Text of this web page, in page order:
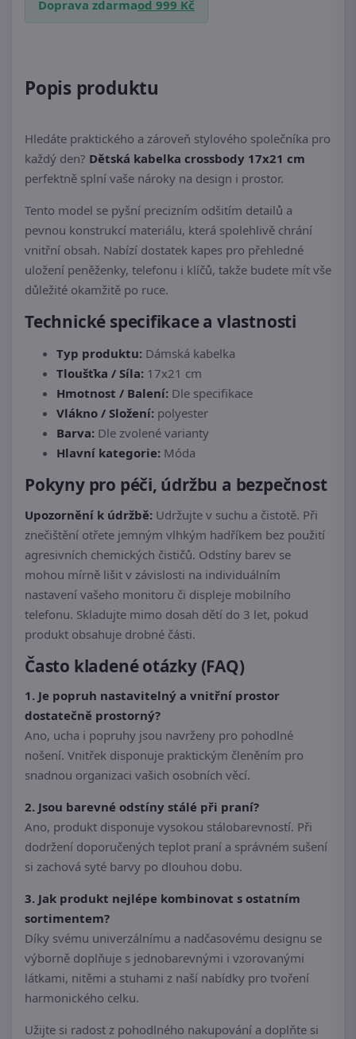
Doprava zdarmaod 999 Kč
Popis produktu
Hledáte praktického a zároveň stylového společníka pro
každý den? Dětská kabelka crossbody 17x21 cm
perfektně splní vaše nároky na design i prostor.
Tento model se pyšní precizním odšitím detailů a
pevnou konstrukcí materiálu, která spolehlivě chrání
vnitřní obsah. Nabízí dostatek kapes pro přehledné
uložení peněženky, telefonu i klíčů, takže budete mít vše
důležité okamžitě po ruce.
Technické specifikace a vlastnosti
Typ produktu: Dámská kabelka
Tloušťka / Síla: 17x21 cm
Hmotnost / Balení: Dle specifikace
Vlákno / Složení: polyester
Barva: Dle zvolené varianty
Hlavní kategorie: Móda
Pokyny pro péči, údržbu a bezpečnost
Upozornění k údržbě: Udržujte v suchu a čistotě. Při
znečištění otřete jemným vlhkým hadříkem bez použití
agresivních chemických čističů. Odstíny barev se
mohou mírně lišit v závislosti na individuálním
nastavení vašeho monitoru či displeje mobilního
telefonu. Skladujte mimo dosah dětí do 3 let, pokud
produkt obsahuje drobné části.
Často kladené otázky (FAQ)
1. Je popruh nastavitelný a vnitřní prostor
dostatečně prostorný?
Ano, ucha i popruhy jsou navrženy pro pohodlné
nošení. Vnitřek disponuje praktickým členěním pro
snadnou organizaci vašich osobních věcí.
2. Jsou barevné odstíny stálé při praní?
Ano, produkt disponuje vysokou stálobarevností. Při
dodržení doporučených teplot praní a správném sušení
si zachová syté barvy po dlouhou dobu.
3. Jak produkt nejlépe kombinovat s ostatním
sortimentem?
Díky svému univerzálnímu a nadčasovému designu se
výborně doplňuje s jednobarevnými i vzorovanými
látkami, nitěmi a stuhami z naší nabídky pro tvoření
harmonického celku.
Užijte si radost z pohodlného nakupování a doplňte si